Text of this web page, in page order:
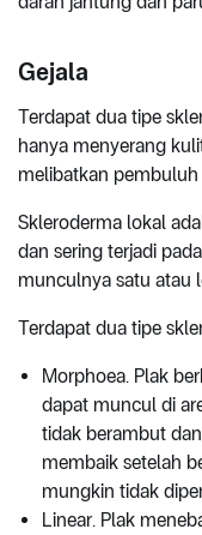
Gejala
Terdapat dua tipe
hanya menyerang
melibatkan
Skleroderma lokal
dan sering terjadi
munculnya satu atau
Terdapat dua tipe
Morphoea. Plak
dapat muncul di
tidak berambut
membaik setelah
mungkin tidak
Linear. Plak